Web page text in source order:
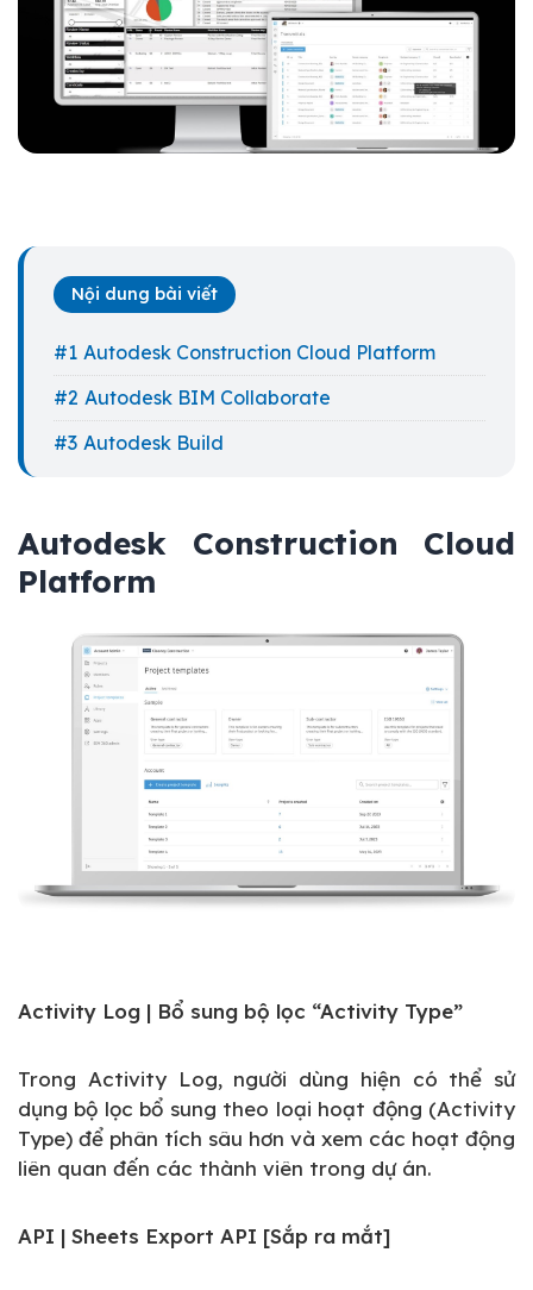
Nội dung bài viết
Autodesk Construction Cloud Platform
Autodesk BIM Collaborate
Autodesk Build
Autodesk Construction Cloud
Platform
Activity Log | Bổ sung bộ lọc “Activity Type”
Trong Activity Log, người dùng hiện có thể sử
dụng bộ lọc bổ sung theo loại hoạt động (Activity
Type) để phân tích sâu hơn và xem các hoạt động
liên quan đến các thành viên trong dự án.
API | Sheets Export API [Sắp ra mắt]